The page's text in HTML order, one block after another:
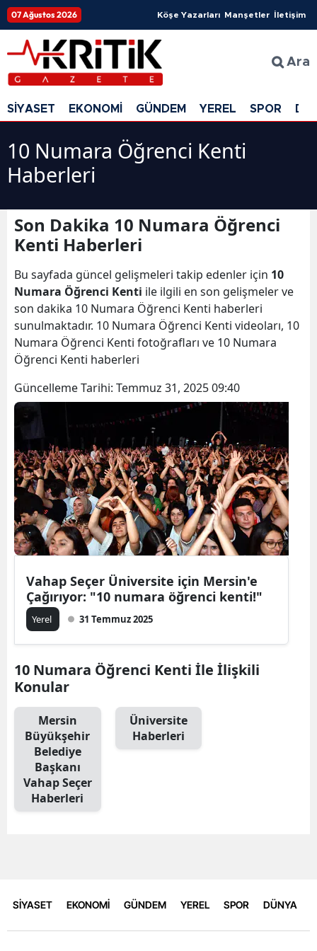
07 Ağustos 2026 Köşe Yazarları Manşetler İletişim
Ara
SİYASET EKONOMİ GÜNDEM YEREL SPOR
10 Numara Öğrenci Kenti
Haberleri
Son Dakika 10 Numara Öğrenci
Kenti Haberleri
Bu sayfada güncel gelişmeleri takip edenler için 10
Numara Öğrenci Kenti ile ilgili en son gelişmeler ve
son dakika 10 Numara Öğrenci Kenti haberleri
sunulmaktadır. 10 Numara Öğrenci Kenti videoları, 10
Numara Öğrenci Kenti fotoğrafları ve 10 Numara
Öğrenci Kenti haberleri
Güncelleme Tarihi: Temmuz 31, 2025 09:40
Vahap Seçer Üniversite için Mersin'e
Çağırıyor: "10 numara öğrenci kenti!"
Yerel 31 Temmuz 2025
10 Numara Öğrenci Kenti İle İlişkili
Konular
Mersin
Büyükşehir
Belediye
Başkanı
Vahap Seçer
Haberleri
Üniversite
Haberleri
SİYASET EKONOMİ GÜNDEM YEREL SPOR DÜNYA